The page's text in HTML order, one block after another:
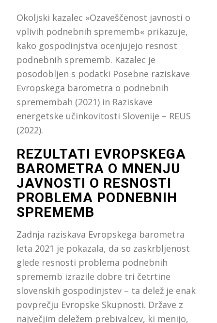
Okoljski kazalec »Ozaveščenost javnosti o
vplivih podnebnih sprememb« prikazuje,
kako gospodinjstva ocenjujejo resnost
podnebnih sprememb. Kazalec je
posodobljen s podatki Posebne raziskave
Evropskega barometra o podnebnih
spremembah (2021) in Raziskave
energetske učinkovitosti Slovenije – REUS
(2022).
REZULTATI EVROPSKEGA
BAROMETRA O MNENJU
JAVNOSTI O RESNOSTI
PROBLEMA PODNEBNIH
SPREMEMB
Zadnja raziskava Evropskega barometra
leta 2021 je pokazala, da so zaskrbljenost
glede resnosti problema podnebnih
sprememb izrazile dobre tri četrtine
slovenskih gospodinjstev – ta delež je enak
povprečju Evropske Skupnosti. Države z
največjim deležem prebivalcev, ki menijo,